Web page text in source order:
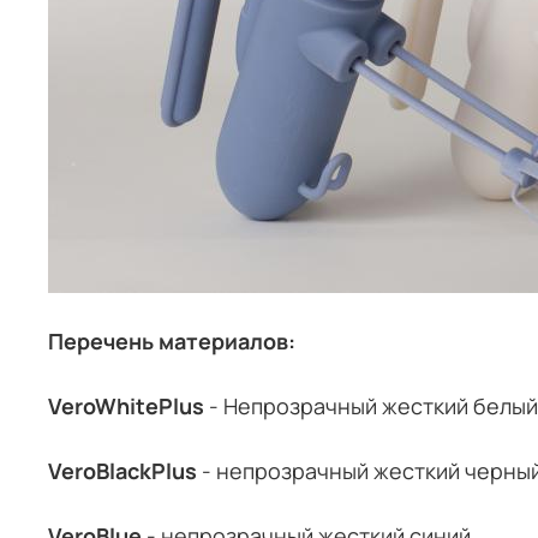
Перечень материалов:
VeroWhitePlus - Непрозрачный жесткий белый
VeroBlackPlus - непрозрачный жесткий